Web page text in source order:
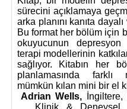
sürecini açıklamaya
arka planını kanıta
Bu format her bölüm için
okuyucunun
terapi modellerinin
sağlıyor. Kitabın her
planlamasında farklı
mümkün kılan mini bir el
Adrian Wells, İngiltere,